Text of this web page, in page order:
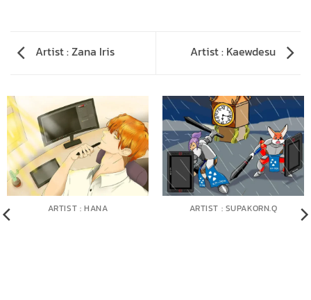
Artist : Zana Iris Artist : Kaewdesu
ARTIST : HANA ARTIST : SUPAKORN.Q